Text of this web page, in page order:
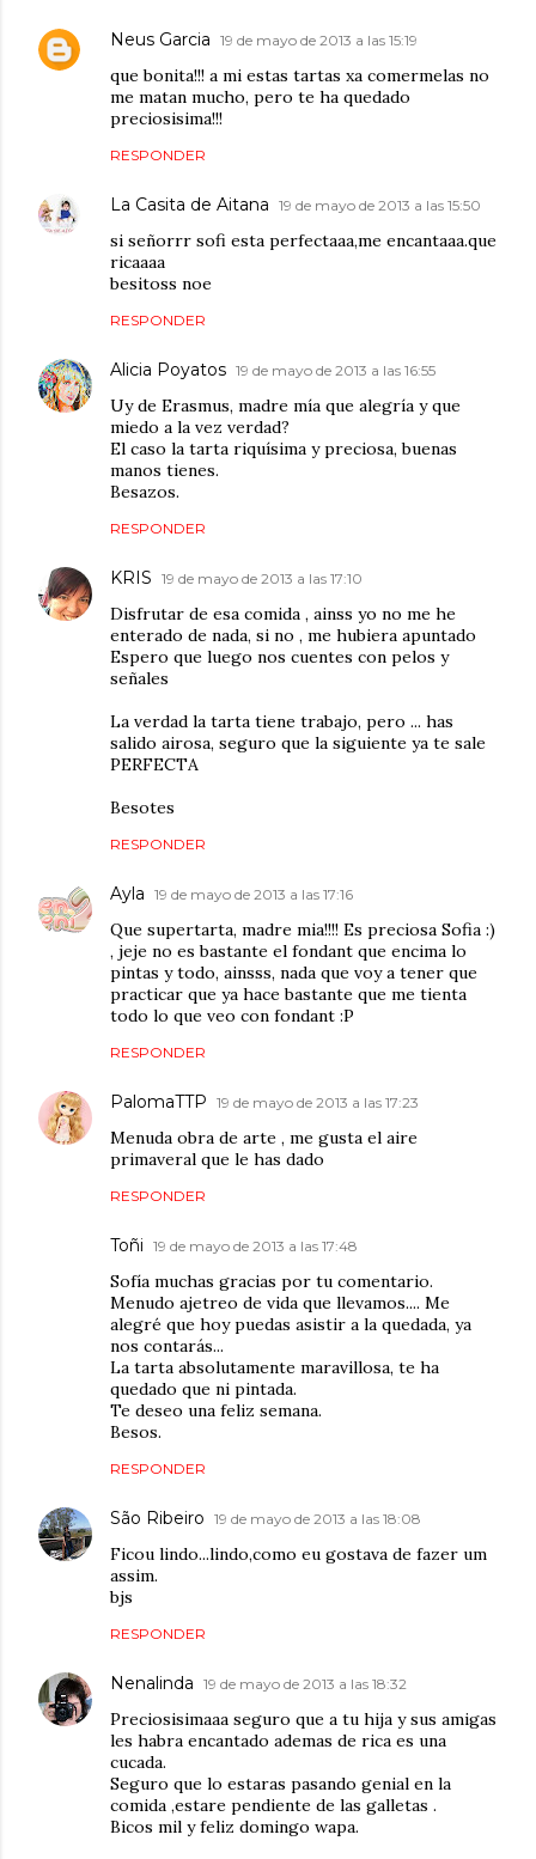
Neus Garcia 19 de mayo de 2013 a las 15:19
que bonita!!! a mi estas tartas xa comermelas no
me matan mucho, pero te ha quedado
preciosisima!!!
RESPONDER
La Casita de Aitana 19 de mayo de 2013 a las 15:50
si señorrr sofi esta perfectaaa,me encantaaa.que
ricaaaa
besitoss noe
RESPONDER
Alicia Poyatos 19 de mayo de 2013 a las 16:55
Uy de Erasmus, madre mía que alegría y que
miedo a la vez verdad?
El caso la tarta riquísima y preciosa, buenas
manos tienes.
Besazos.
RESPONDER
KRIS 19 de mayo de 2013 a las 17:10
Disfrutar de esa comida , ainss yo no me he
enterado de nada, si no , me hubiera apuntado
Espero que luego nos cuentes con pelos y
señales
La verdad la tarta tiene trabajo, pero ... has
salido airosa, seguro que la siguiente ya te sale
PERFECTA
Besotes
RESPONDER
Ayla 19 de mayo de 2013 a las 17:16
Que supertarta, madre mia!!!! Es preciosa Sofia :)
, jeje no es bastante el fondant que encima lo
pintas y todo, ainsss, nada que voy a tener que
practicar que ya hace bastante que me tienta
todo lo que veo con fondant :P
RESPONDER
PalomaTTP 19 de mayo de 2013 a las 17:23
Menuda obra de arte , me gusta el aire
primaveral que le has dado
RESPONDER
Toñi 19 de mayo de 2013 a las 17:48
Sofía muchas gracias por tu comentario.
Menudo ajetreo de vida que llevamos.... Me
alegré que hoy puedas asistir a la quedada, ya
nos contarás...
La tarta absolutamente maravillosa, te ha
quedado que ni pintada.
Te deseo una feliz semana.
Besos.
RESPONDER
São Ribeiro 19 de mayo de 2013 a las 18:08
Ficou lindo...lindo,como eu gostava de fazer um
assim.
bjs
RESPONDER
Nenalinda 19 de mayo de 2013 a las 18:32
Preciosisimaaa seguro que a tu hija y sus amigas
les habra encantado ademas de rica es una
cucada.
Seguro que lo estaras pasando genial en la
comida ,estare pendiente de las galletas .
Bicos mil y feliz domingo wapa.